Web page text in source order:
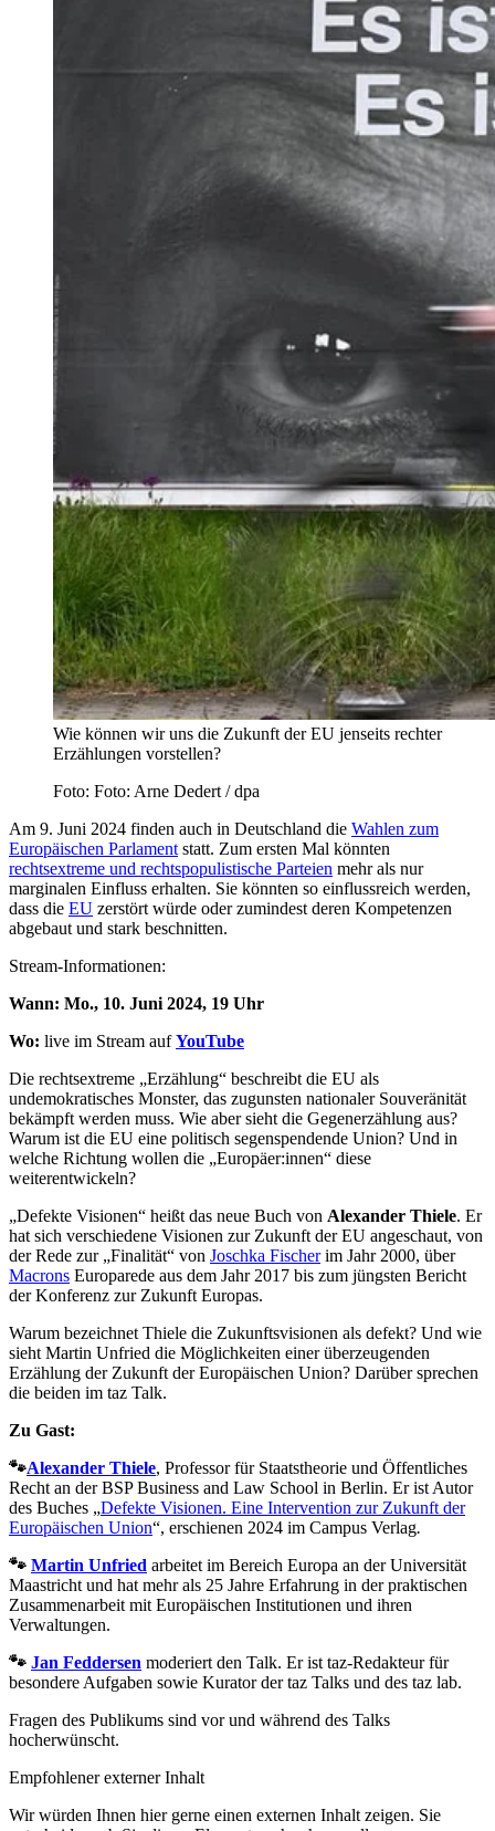
Wie können wir uns die Zukunft der EU jenseits rechter
Erzählungen vorstellen?
Foto: Foto: Arne Dedert / dpa
Am 9. Juni 2024 finden auch in Deutschland die Wahlen zum
Europäischen Parlamentstatt. Zum ersten Mal könnten
rechtsextreme und rechtspopulistische Parteien mehr als nur
marginalen Einfluss erhalten. Sie könnten so einflussreich werden,
dass die EU zerstört würde oder zumindest deren Kompetenzen
abgebaut und stark beschnitten.
Stream-Informationen:
Wann: Mo., 10. Juni 2024, 19 Uhr
Wo: live im Stream aufYouTube
Die rechtsextreme „Erzählung“ beschreibt die EU als
undemokratisches Monster, das zugunsten nationaler Souveränität
bekämpft werden muss. Wie aber sieht die Gegenerzählung aus?
Warum ist die EU eine politisch segenspendende Union? Und in
welche Richtung wollen die „Europäer:innen“ diese
weiterentwickeln?
„Defekte Visionen“ heißt das neue Buch von Alexander Thiele. Er
hat sich verschiedene Visionen zur Zukunft der EU angeschaut, von
der Rede zur „Finalität“ von Joschka Fischerim Jahr 2000, über
Macrons Europarede aus dem Jahr 2017 bis zum jüngsten Bericht
der Konferenz zur Zukunft Europas.
Warum bezeichnet Thiele die Zukunftsvisionen als defekt? Und wie
sieht Martin Unfried die Möglichkeiten einer überzeugenden
Erzählung der Zukunft der Europäischen Union? Darüber sprechen
die beiden im taz Talk.
Zu Gast:
🐾Alexander Thiele, Professor für Staatstheorie und Öffentliches
Recht an der BSP Business and Law School in Berlin. Er ist Autor
des Buches „Defekte Visionen. Eine Intervention zur Zukunft der
Europäischen Union“, erschienen 2024 im Campus Verlag.
🐾 Martin Unfried arbeitet im Bereich Europa an der Universität
Maastricht und hat mehr als 25 Jahre Erfahrung in der praktischen
Zusammenarbeit mit Europäischen Institutionen und ihren
Verwaltungen.
🐾 Jan Feddersen moderiert den Talk. Er ist taz-Redakteur für
besondere Aufgaben sowie Kurator der taz Talks und des taz lab.
Fragen des Publikums sind vor und während des Talks
hocherwünscht.
Empfohlener externer Inhalt
Wir würden Ihnen hier gerne einen externen Inhalt zeigen. Sie